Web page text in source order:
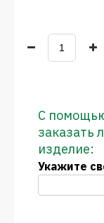
С
заказать
изделие:
Укажите